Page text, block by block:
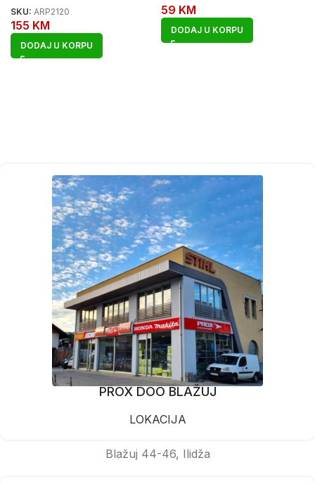
SKU: ARP2120
155 KM
DODAJ U KORPU
59 KM
DODAJ U KORPU
PROX DOO BLAŽUJ
LOKACIJA
Blažuj 44-46, Ilidža